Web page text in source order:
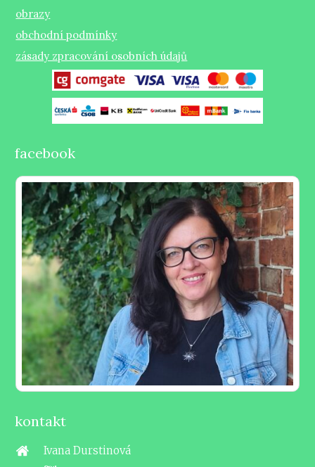
obrazy
obchodní podmínky
zásady zpracování osobních údajů
facebook
kontakt
Ivana Durstinová